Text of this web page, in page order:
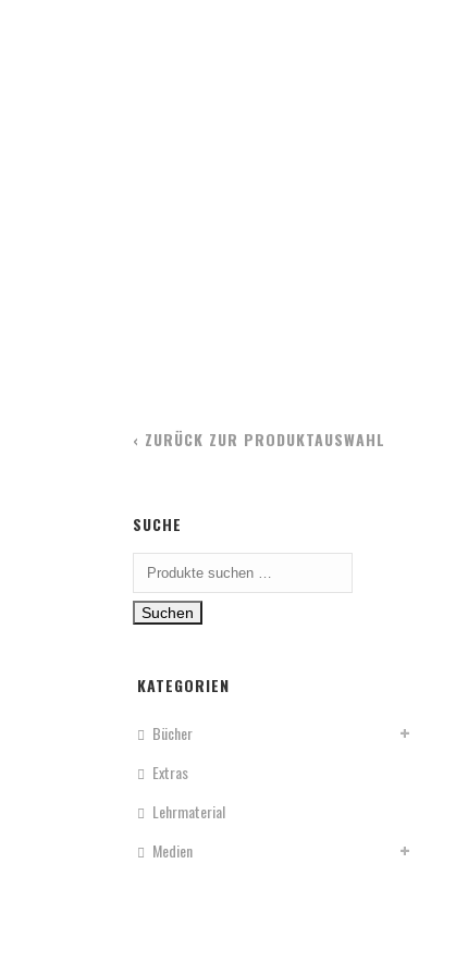
‹ ZURÜCK ZUR PRODUKTAUSWAHL
SUCHE
Suche
nach:
Suchen
KATEGORIEN
Bücher
Extras
Lehrmaterial
Medien